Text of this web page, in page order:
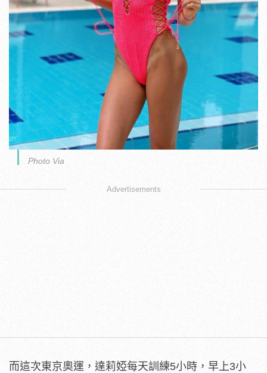
Photo Via
Advertisements
而這次東京奧運，達莉婭每天訓練5小時，早上3小